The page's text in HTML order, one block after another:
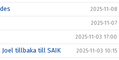
2025-11-08
2025-11-07
2025-11-03 17:00
Joel tillbaka till SAIK 2025-11-03 10:15